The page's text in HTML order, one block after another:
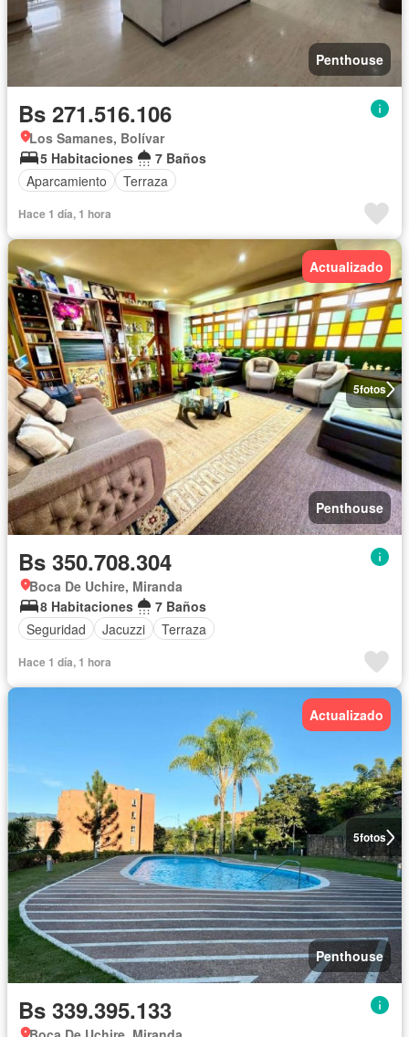
Penthouse
Bs 271.516.106
Los Samanes, Bolívar
5 Habitaciones
7 Baños
Aparcamiento
Terraza
Hace 1 día, 1 hora
5fotos
Actualizado
Penthouse
Bs 350.708.304
Boca De Uchire, Miranda
8 Habitaciones
7 Baños
Seguridad
Jacuzzi Terraza
Hace 1 día, 1 hora
5fotos
Actualizado
Penthouse
Bs 339.395.133